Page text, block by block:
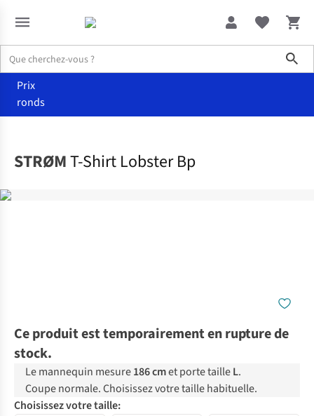
Prix
ronds
STRØMT-Shirt Lobster Bp
Ce produit est temporairement en rupture de
stock.
Le mannequin mesure186 cmet porte tailleL.
Coupe normale. Choisissez votre taille habituelle.
Choisissez votre taille: